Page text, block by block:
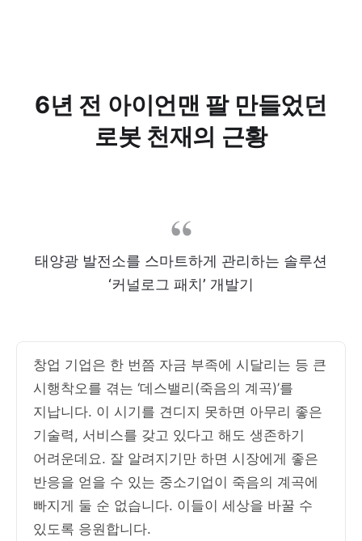
6년 전 아이언맨 팔 만들었던
로봇 천재의 근황
태양광 발전소를 스마트하게 관리하는 솔루션
‘커널로그 패치’ 개발기
창업 기업은 한 번쯤 자금 부족에 시달리는 등 큰
시행착오를 겪는 ‘데스밸리(죽음의 계곡)’를
지납니다. 이 시기를 견디지 못하면 아무리 좋은
기술력, 서비스를 갖고 있다고 해도 생존하기
어려운데요. 잘 알려지기만 하면 시장에게 좋은
반응을 얻을 수 있는 중소기업이 죽음의 계곡에
빠지게 둘 순 없습니다. 이들이 세상을 바꿀 수
있도록 응원합니다.